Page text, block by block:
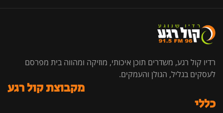
רדיו קול רגע, משדרים תוכן איכותי, מוזיקה ומהווה בית מפרסם
לעסקים בגליל, הגולן והעמקים.
כללי
מקבוצת קול רגע